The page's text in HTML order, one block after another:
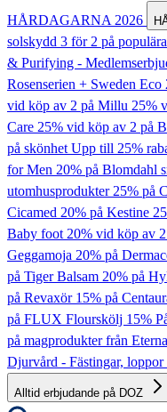
HÅRDAGARNA 2026
solskydd 3 för 2 på
& Purifying -
Rosenserien + Sweden Eco
vid köp av 2 på Millu 25%
Care 25% vid köp av 2 på
på skönhetUpp till 25%
for Men 20% på Blomdahl
utomhusprodukter25% på
Cicamed 20% på Kestine
Baby foot20% vid köp av
Geggamoja 20% på
på Tiger Balsam 20% på
på Revaxör 15% på
på FLUX Flourskölj 15%
på magprodukter från
Djurvård - Fästingar, loppor
Alltid erbjudande på DOZ